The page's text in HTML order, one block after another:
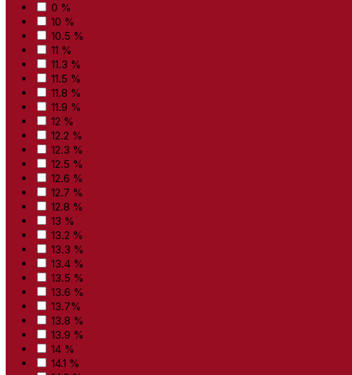
0 %
10 %
10.5 %
11 %
11.3 %
11.5 %
11.8 %
11.9 %
12 %
12.2 %
12.3 %
12.5 %
12.6 %
12.7 %
12.8 %
13 %
13.2 %
13.3 %
13.4 %
13.5 %
13.6 %
13.7%
13.8 %
13.9 %
14 %
14.1 %